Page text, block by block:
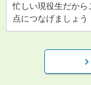
忙しい現役生だから
点につなげましょう